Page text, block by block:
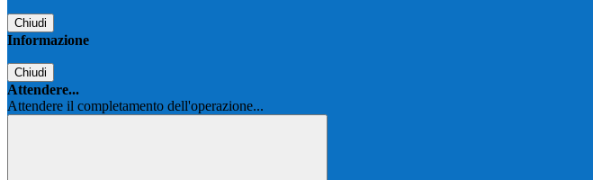
Chiudi
Informazione
Chiudi
Attendere...
Attendere il completamento dell'operazione...